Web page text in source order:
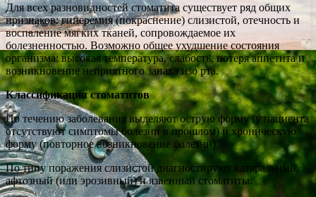
Для всех разновидностей стоматита существует ряд общих
признаков: гиперемия (покраснение) слизистой, отечность и
воспаление мягких тканей, сопровождаемое их
болезненностью. Возможно общее ухудшение состояния
организма: высокая температура, слабость, потеря аппетита и
возникновение неприятного запаха изо рта.
Классификация стоматитов
По течению заболевания выделяют острую форму (у пациента
отсутствуют симптомы болезни в прошлом) и хроническую
форму (повторное возникновение болезни).
По типу поражения слизистой диагностируют катаральный,
афтозный (или эрозивный) и язвенный стоматиты.